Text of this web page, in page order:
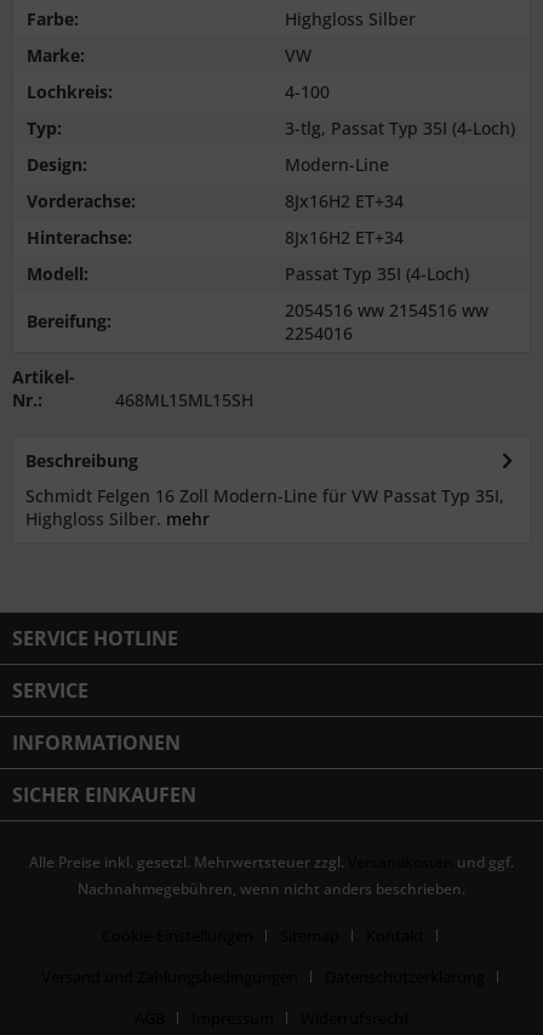
Farbe:
Highgloss Silber
Marke:
VW
Lochkreis:
4-100
Typ:
3-tlg, Passat Typ 35I (4-Loch)
Design:
Modern-Line
Vorderachse:
8Jx16H2 ET+34
Hinterachse:
8Jx16H2 ET+34
Modell:
Passat Typ 35I (4-Loch)
Bereifung:
2054516 ww 2154516 ww
2254016
Artikel-
Nr.:
468ML15ML15SH
Beschreibung
Schmidt Felgen 16 Zoll Modern-Line für VW Passat Typ 35I,
Highgloss Silber. mehr
SERVICE HOTLINE
SERVICE
INFORMATIONEN
SICHER EINKAUFEN
Alle Preise inkl. gesetzl. Mehrwertsteuer zzgl.
und ggf.
Nachnahmegebühren, wenn nicht anders beschrieben.